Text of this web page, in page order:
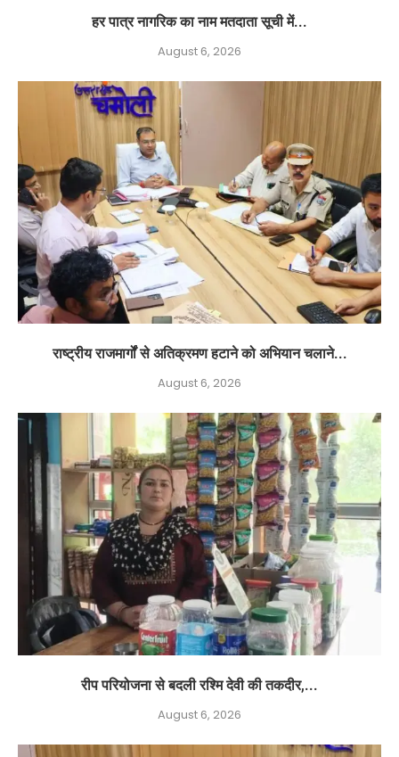
हर पात्र नागरिक का नाम मतदाता सूची में...
August 6, 2026
राष्ट्रीय राजमार्गों से अतिक्रमण हटाने को अभियान चलाने...
August 6, 2026
रीप परियोजना से बदली रश्मि देवी की तकदीर,...
August 6, 2026